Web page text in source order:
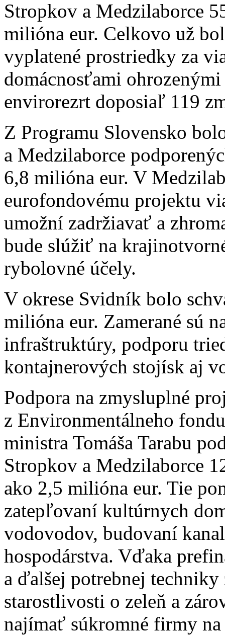
Stropkov a Medzilaborce
milióna eur. Celkovo už
vyplatené prostriedky za
domácnosťami
envirorezrt doposiaľ 119
Z Programu Slovensko
a Medzilaborce
6,8 milióna eur. V
eurofondovému projektu
umožní zadržiavať a
bude slúžiť na
rybolovné účely.
V okrese Svidník bolo
milióna eur. Zamerané sú
infraštruktúry, podporu
kontajnerových stojísk aj
Podpora na zmysluplné
z Environmentálneho
ministra Tomáša Tarabu
Stropkov a Medzilaborce
ako 2,5 milióna eur. Tie
zatepľovaní kultúrnych
vodovodov, budovaní
hospodárstva. Vďaka
a ďalšej potrebnej
starostlivosti o zeleň a
najímať súkromné firmy